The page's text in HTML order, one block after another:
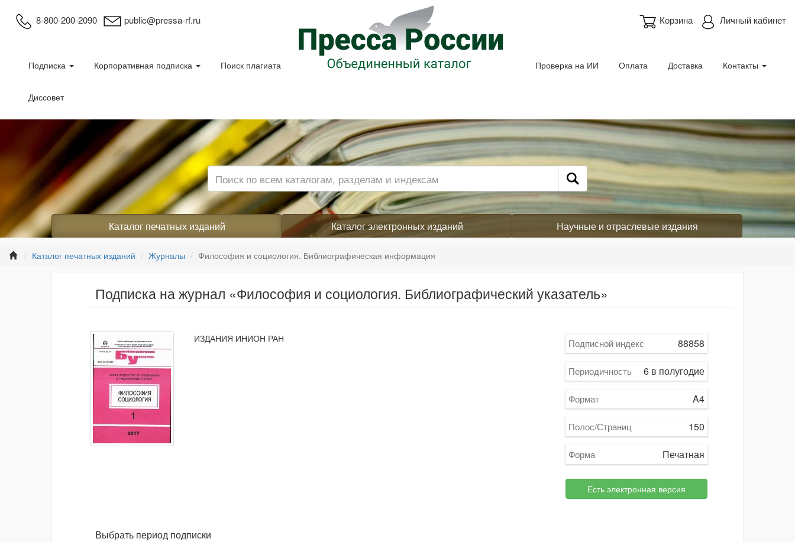
8-800-200-2090 public@pressa-rf.ru Личный кабинет
Корзина
Подписка Корпоративная подписка Поиск плагиата
Диссовет
Проверка на ИИ Оплата Доставка Контакты
Каталог печатных изданий Каталог электронных изданий Научные и отраслевые издания
Каталог печатных изданий Журналы Философия и социология. Библиографическая информация
Подписка на журнал «Философия и социология. Библиографический указатель»
ИЗДАНИЯ ИНИОН РАН Подписной индекс 88858
Периодичность 6 в полугодие
Формат A4
Полос/Страниц 150
Форма Печатная
Есть электронная версия
Выбрать период подписки